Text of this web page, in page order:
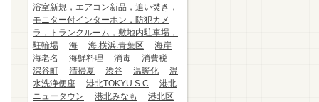
浴室新規，エアコン新品，追い焚き，
モニター付インターホン，防犯カメ
ラ，トランクルーム，敷地内駐車場，
駐輪場
海 海.横浜.青葉区
海岸
海老名
海鮮料理 消毒
消費税
深谷町
清掃夏 渋谷 温暖化
温
水洗浄便座
港北TOKYU S.C
港北
ニュータウン
港北みなも
港北区